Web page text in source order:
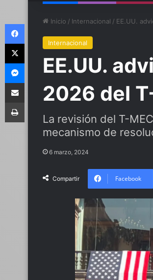
Inicio / Internacional / EE.UU.
Internacional
EE.UU.
2026 del
La revisión del T-
mecanismo de
6 marzo, 2024
Compartir Facebook
Facebook
X
Messenger
Compartir por email
Imprimir